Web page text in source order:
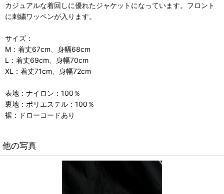
カジュアルな着回しに優れたジャケットになっています。フロント
に刺繍ワッペンが入ります。
サイズ：
M：着丈67cm、身幅68cm
L：着丈69cm、身幅70cm
XL：着丈71cm、身幅72cm
表地：ナイロン：100％
裏地：ポリエステル：100％
裾：ドローコードあり
他の写真